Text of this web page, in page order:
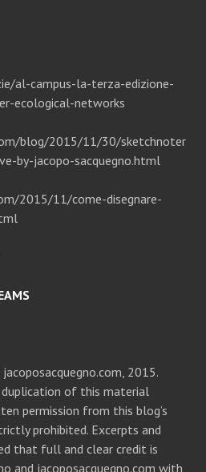
al-campus-la-terza-edizione-
ecological-networks
blog/2015/11/30/sketchnoter
by-jacopo-sacquegno.html
2015/11/come-disegnare-
2015.
of this material
permission from this blog’s
prohibited. Excerpts and
that full and clear credit is
and jacoposacquegno.com with